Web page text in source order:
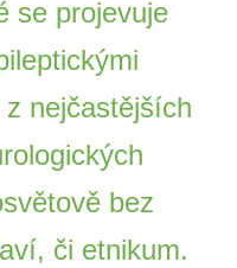
se projevuje
nejčastějších
bez
či etnikum.